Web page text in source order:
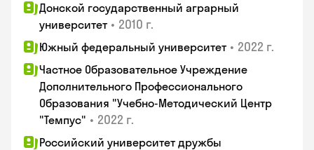
Донской государственный аграрный
университет • 2010 г.
Южный федеральный университет • 2022 г.
Частное Образовательное Учреждение
Дополнительного Профессионального
Образования "Учебно-Методический Центр
"Темпус" • 2022 г.
Российский университет дружбы